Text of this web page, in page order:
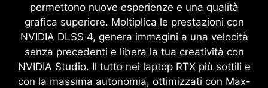
permettono nuove esperienze e una qualità
grafica superiore. Moltiplica le prestazioni con
NVIDIA DLSS 4, genera immagini a una velocità
senza precedenti e libera la tua creatività con
NVIDIA Studio. Il tutto nei laptop RTX più sottili e
con la massima autonomia, ottimizzati con Max-